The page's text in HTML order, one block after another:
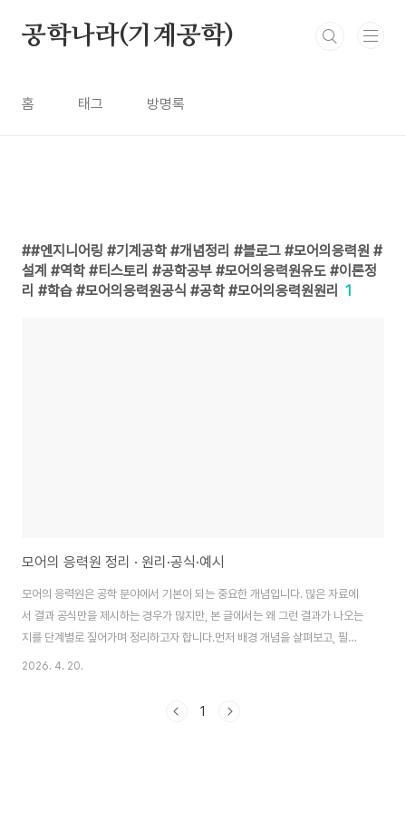
공학나라(기계공학)
홈 태그 방명록
#엔지니어링 #기계공학 #개념정리 #블로그 #모어의응력원 #
설계 #역학 #티스토리 #공학공부 #모어의응력원유도 #이론정
리 #학습 #모어의응력원공식 #공학 #모어의응력원원리 1
모어의 응력원 정리 · 원리·공식·예시
모어의 응력원은 공학 분야에서 기본이 되는 중요한 개념입니다. 많은 자료에
서 결과 공식만을 제시하는 경우가 많지만, 본 글에서는 왜 그런 결과가 나오는
지를 단계별로 짚어가며 정리하고자 합니다.먼저 배경 개념을 살펴보고, 필요
한 변수들을 정의한 뒤, 유도 과정을 거쳐 최종 공식에 이르는 흐름으로 진행합
록 구성했습니다.1. 모어의 응력원의 배경과 필요성모어의 응력원을 이해하기
2026. 4. 20.
1